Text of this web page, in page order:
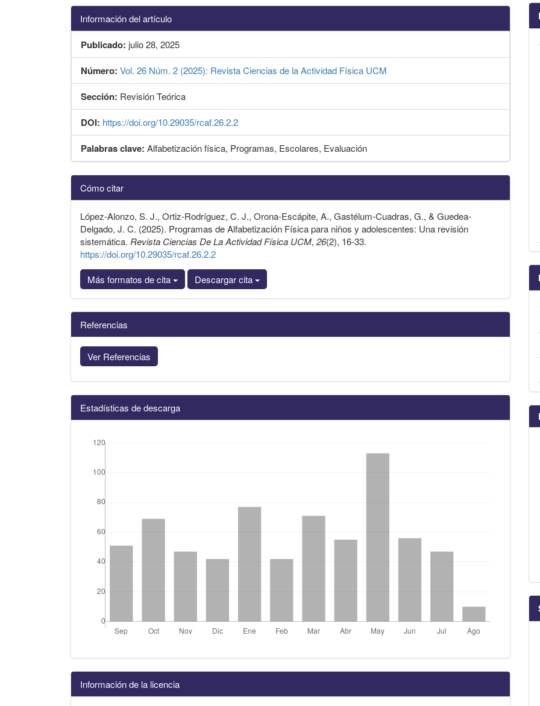
Información del artículo
Publicado: julio 28, 2025
Número: Vol. 26 Núm. 2 (2025): Revista Ciencias de la Actividad Física UCM
Sección: Revisión Teórica
DOI: https://doi.org/10.29035/rcaf.26.2.2
Palabras clave: Alfabetización física, Programas, Escolares, Evaluación
Detalles
del
artículo
Cómo citar
López-Alonzo, S. J., Ortiz-Rodríguez, C. J., Orona-Escápite, A., Gastélum-Cuadras, G., & Guedea-
Delgado, J. C. (2025). Programas de Alfabetización Física para niños y adolescentes: Una revisión
sistemática. Revista Ciencias De La Actividad Física UCM, 26(2), 16-33.
https://doi.org/10.29035/rcaf.26.2.2
Más formatos de cita
Descargar cita
Referencias
Ver Referencias
Estadísticas de descarga
Información de la licencia